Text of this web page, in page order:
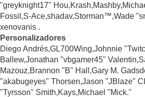
"greyknight17"
Fossil,S-Ace,shadav,Storman™,Wade
xenovanis .
Personalizadores
Diego Andrés,GL700Wing,Johnnie
Ballew,Jonathan "vbgamer45"
Mazouz,Brannon "B" Hall,Gary M.
"akabugeyes" Thorsen,Jason "JBlaze"
"Tyrsson" Smith,Kays,Michael "Mick."